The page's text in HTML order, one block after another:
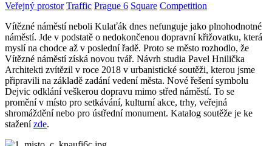
Veřejný prostor Traffic Prague 6 Square Competition
Vítězné náměstí neboli Kulaťák dnes nefunguje jako plnohodnotné
náměstí. Jde v podstatě o nedokončenou dopravní křižovatku, která
myslí na chodce až v poslední řadě. Proto se město rozhodlo, že
Vítězné náměstí získá novou tvář. Návrh studia Pavel Hnilička
Architekti zvítězil v roce 2018 v urbanistické soutěži, kterou jsme
připravili na základě zadání vedení města. Nové řešení symbolu
Dejvic odklání veškerou dopravu mimo střed náměstí. To se
promění v místo pro setkávání, kulturní akce, trhy, veřejná
shromáždění nebo pro ústřední monument. Katalog soutěže je ke
staženízde.